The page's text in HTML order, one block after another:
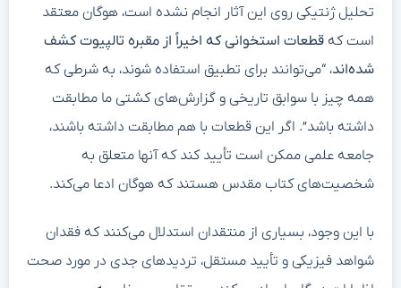
تحلیل ژنتیکی روی این آثار انجام نشده است، هوگان معتقد
است که قطعات استخوانی که اخیراً از مقبره تالپیوت کشف
شده‌اند، “می‌توانند برای تطبیق استفاده شوند، به شرطی که
همه چیز با سوابق تاریخی و گزارش‌های کشتی ما مطابقت
داشته باشد”. اگر این قطعات با هم مطابقت داشته باشند،
جامعه علمی ممکن است تأیید کند که آنها متعلق به
شخصیت‌های کتاب مقدس هستند که هوگان ادعا می‌کند.
با این وجود، بسیاری از منتقدان استدلال می‌کنند که فقدان
شواهد فیزیکی و تأیید مستقل، تردیدهای جدی در مورد صحت